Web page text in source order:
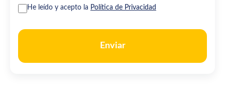
He leído y acepto la Política de Privacidad
Enviar